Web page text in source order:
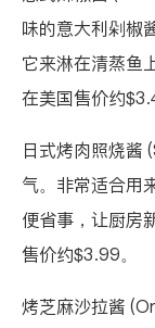
味的意大利剁椒
它来淋在清蒸鱼
在美国售价约
日式烤肉照烧酱
气。非常适合用
便省事，让厨房
售价约$3.99。
烤芝麻沙拉酱